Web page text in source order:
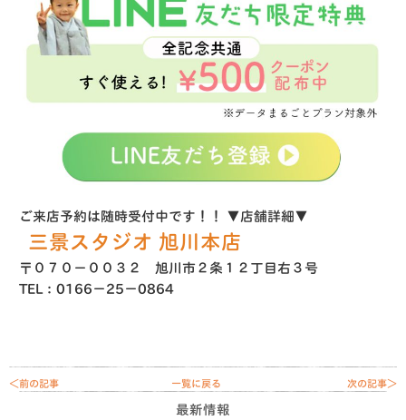
ご来店予約は随時受付中です！！ ▼店舗詳細▼
三景スタジオ 旭川本店
〒０７０−００３２ 旭川市２条１２丁目右３号
TEL：0166−25−0864
＜前の記事 次の記事＞
一覧に戻る
最新情報